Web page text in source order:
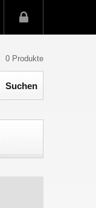
0 Produkte